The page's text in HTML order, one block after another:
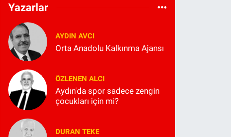
Yazarlar
AYDIN AVCI
Orta Anadolu Kalkınma Ajansı
ÖZLENEN ALCI
Aydın'da spor sadece zengin
çocukları için mi?
DURAN TEKE